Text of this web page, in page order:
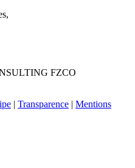
FZCO
| Transparence | Mentions